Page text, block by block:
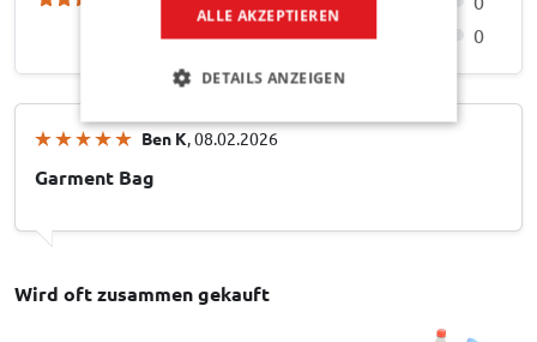
0
Ben K, 08.02.2026
Garment Bag
Wird oft zusammen gekauft
ALLE AKZEPTIEREN
DETAILS ANZEIGEN